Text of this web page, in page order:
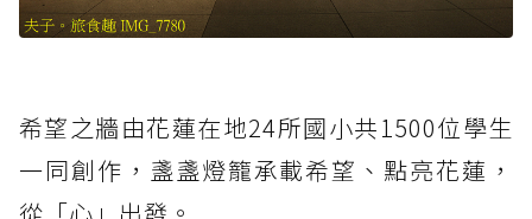
希望之牆由花蓮在地24所國小共1500位學生
一同創作，盞盞燈籠承載希望、點亮花蓮，